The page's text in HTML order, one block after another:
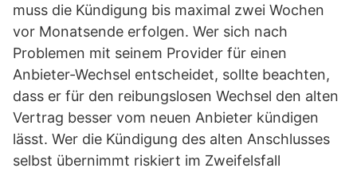
muss die Kündigung bis maximal zwei Wochen
vor Monatsende erfolgen. Wer sich nach
Problemen mit seinem Provider für einen
Anbieter-Wechsel entscheidet, sollte beachten,
dass er für den reibungslosen Wechsel den alten
Vertrag besser vom neuen Anbieter kündigen
lässt. Wer die Kündigung des alten Anschlusses
selbst übernimmt riskiert im Zweifelsfall